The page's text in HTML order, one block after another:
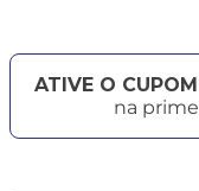
ATIVE O
na